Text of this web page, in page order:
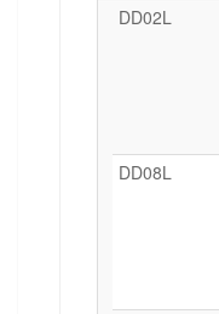
DD02L
DD08L